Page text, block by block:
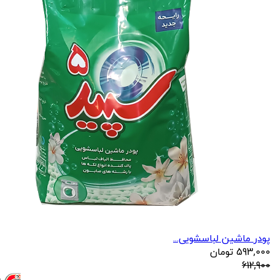
پودر ماشین لباسشویی...
593,000 تومان
612,900